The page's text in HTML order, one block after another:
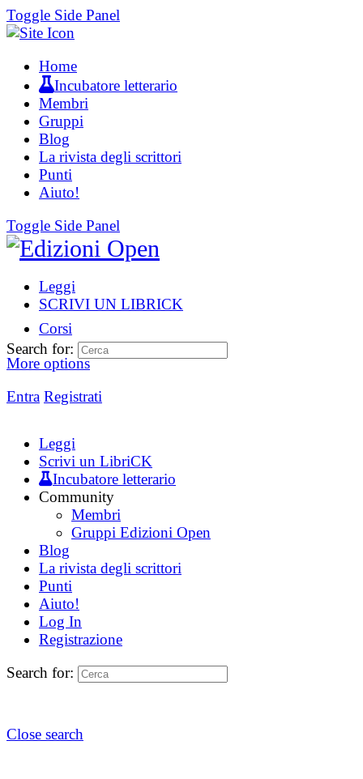
Toggle Side Panel
Home
Incubatore letterario
Membri
Gruppi
Blog
La rivista degli scrittori
Punti
Aiuto!
Toggle Side Panel
Leggi
SCRIVI UN LIBRICK
Corsi
More options
Entra Registrati
Search for:
Leggi
Scrivi un LibriCK
Incubatore letterario
Community
Membri
Gruppi Edizioni Open
Blog
La rivista degli scrittori
Punti
Aiuto!
Log In
Registrazione
Search for:
Close search